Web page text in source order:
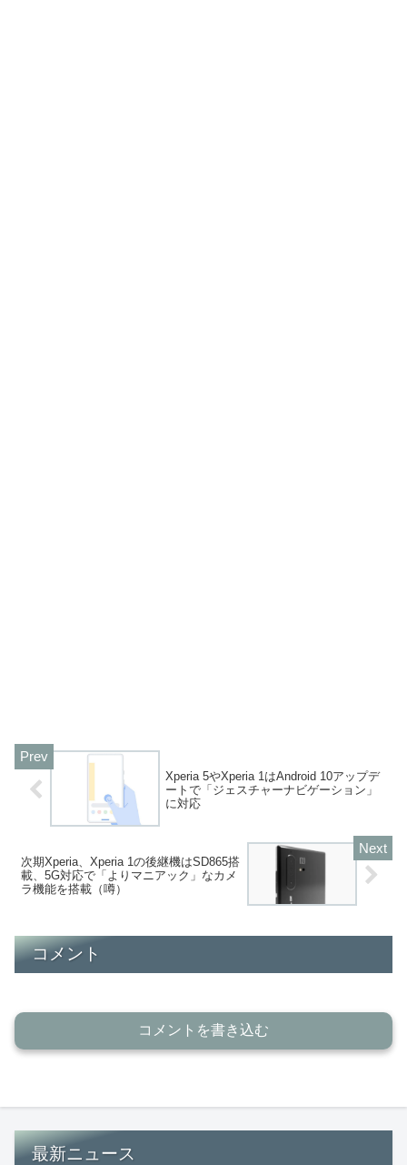
Xperia 5やXperia 1はAndroid 10アップデ
ートで「ジェスチャーナビゲーション」
に対応
次期Xperia、Xperia 1の後継機はSD865搭
載、5G対応で「よりマニアック」なカメ
ラ機能を搭載（噂）
コメント
コメントを書き込む
最新ニュース